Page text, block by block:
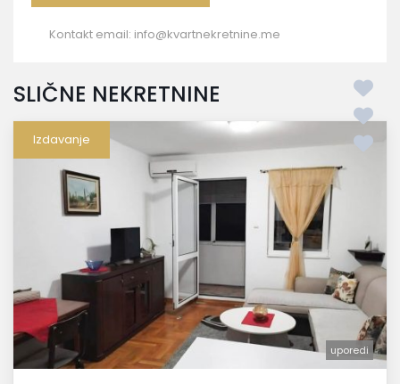
Kontakt email: info@kvartnekretnine.me
SLIČNE NEKRETNINE
Izdavanje
uporedi